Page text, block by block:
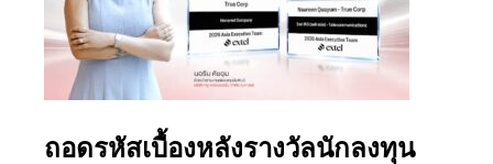
ถอดรหัสเบื้องหลังรางวัลนักลงทุน